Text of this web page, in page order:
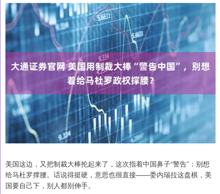
美国这边，又把制裁大棒抡起来了，这次指着中国鼻子“警告”：别想
给马杜罗撑腰。话说得挺硬，意思也很直接——委内瑞拉这盘棋，美
国要自己下，别人都别伸手。